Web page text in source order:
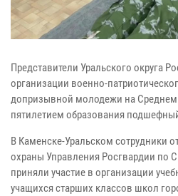
Представители Уральского округа
организации военно-
допризывной молодежи на Среднем
пятилетием образования
В Каменске-Уральском сотрудники
охраны Управления Росгвардии по
приняли участие в организации
учащихся старших классов школ